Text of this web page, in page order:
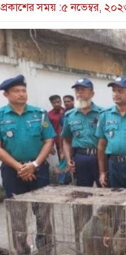
প্রকাশের সময় :৫ নভেম্বর,